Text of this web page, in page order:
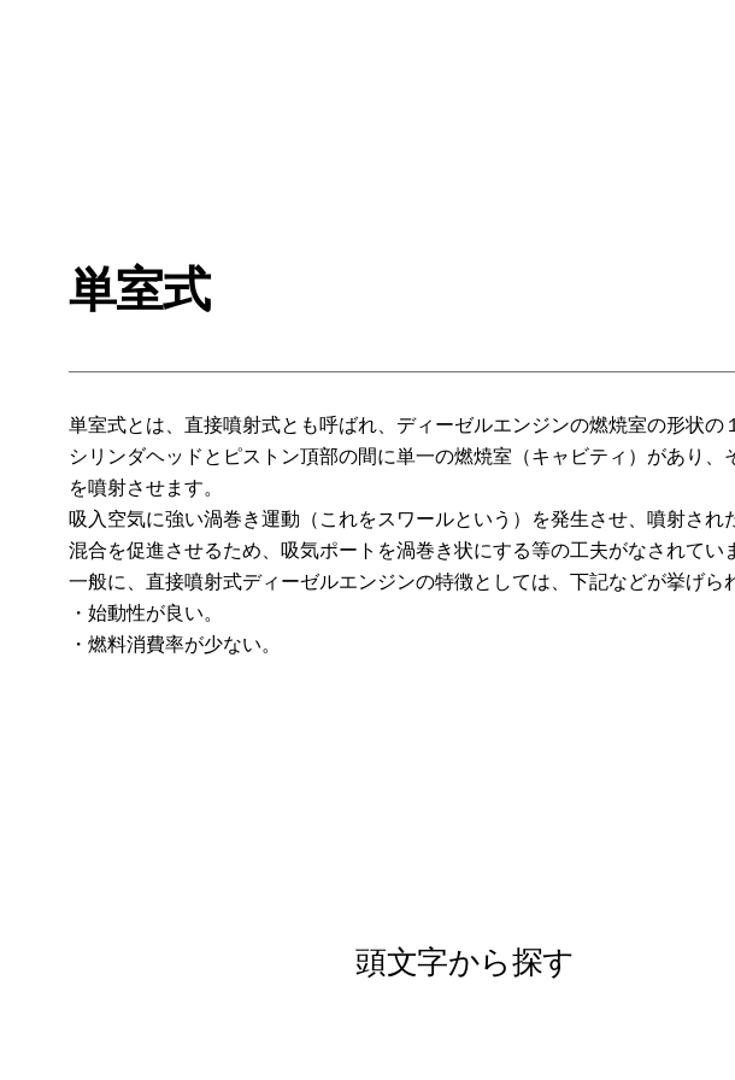
単室式
単室式とは、直接噴射式とも呼ばれ、ディーゼルエンジンの燃焼室の形状の
シリンダヘッドとピストン頂部の間に単一の燃焼室（キャビティ）があり、
を噴射させます。
吸入空気に強い渦巻き運動（これをスワールという）を発生させ、噴射され
混合を促進させるため、吸気ポートを渦巻き状にする等の工夫がなされてい
一般に、直接噴射式ディーゼルエンジンの特徴としては、下記などが挙げら
・始動性が良い。
・燃料消費率が少ない。
頭文字から探す